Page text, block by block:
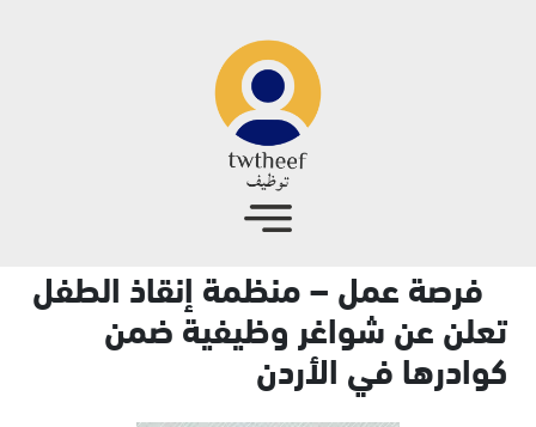
فرصة عمل – منظمة إنقاذ الطفل
تعلن عن شواغر وظيفية ضمن
كوادرها في الأردن